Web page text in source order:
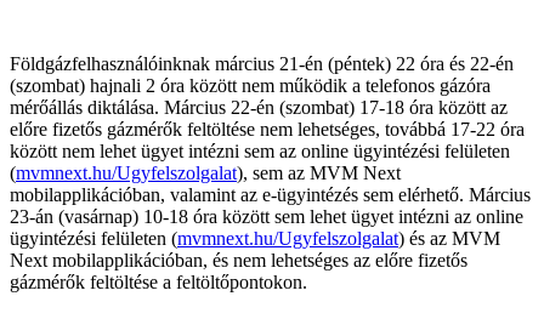
Földgázfelhasználóinknak március 21-én (péntek) 22 óra és 22-én
(szombat) hajnali 2 óra között nem működik a telefonos gázóra
mérőállás diktálása. Március 22-én (szombat) 17-18 óra között az
előre fizetős gázmérők feltöltése nem lehetséges, továbbá 17-22 óra
között nem lehet ügyet intézni sem az online ügyintézési felületen
(mvmnext.hu/Ugyfelszolgalat), sem az MVM Next
mobilapplikációban, valamint az e-ügyintézés sem elérhető. Március
23-án (vasárnap) 10-18 óra között sem lehet ügyet intézni az online
ügyintézési felületen (mvmnext.hu/Ugyfelszolgalat) és az MVM
Next mobilapplikációban, és nem lehetséges az előre fizetős
gázmérők feltöltése a feltöltőpontokon.